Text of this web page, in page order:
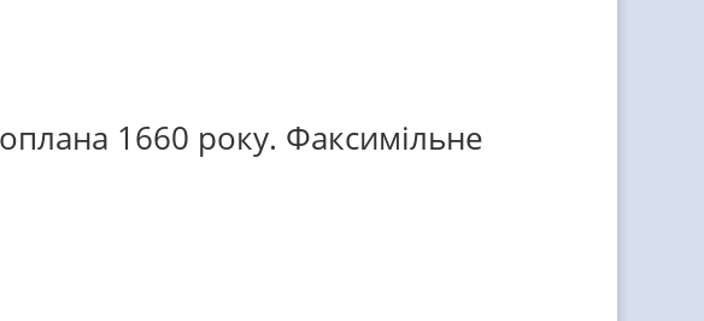
1660 року. Факсимільне